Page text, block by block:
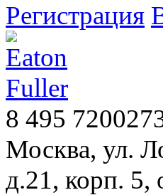
Регистрация
8 495
Москва, ул.
д.21, корп. 5,